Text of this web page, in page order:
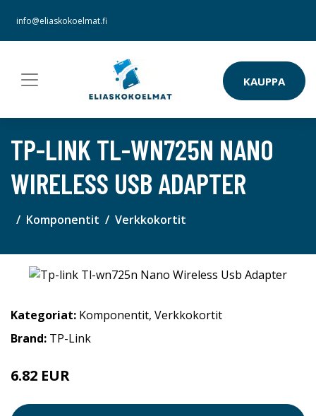
info@eliaskokoelmat.fi
KAUPPA
TP-LINK TL-WN725N NANO
WIRELESS USB ADAPTER
Komponentit Verkkokortit
Kategoriat: Komponentit, Verkkokortit
Brand: TP-Link
6.82 EUR